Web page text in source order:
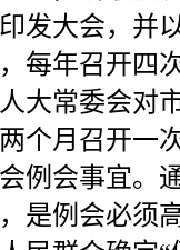
发大会，并
每年召开四
大常委会对
个月召开一
例会事宜。
是例会必须